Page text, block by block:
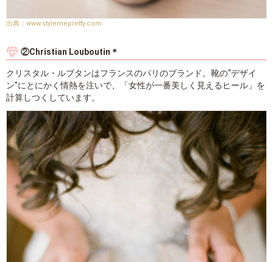
www.stylemepretty.com
②Christian Louboutin＊
クリスタル・ルブタンはフランスのパリのブランド。靴の“デザイ
ン”にとにかく情熱を注いで、「女性が一番美しく見えるヒール」を
計算しつくしています。